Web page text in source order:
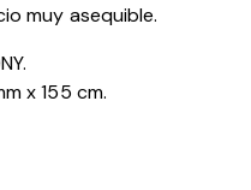
muy asequible.
x 155 cm.